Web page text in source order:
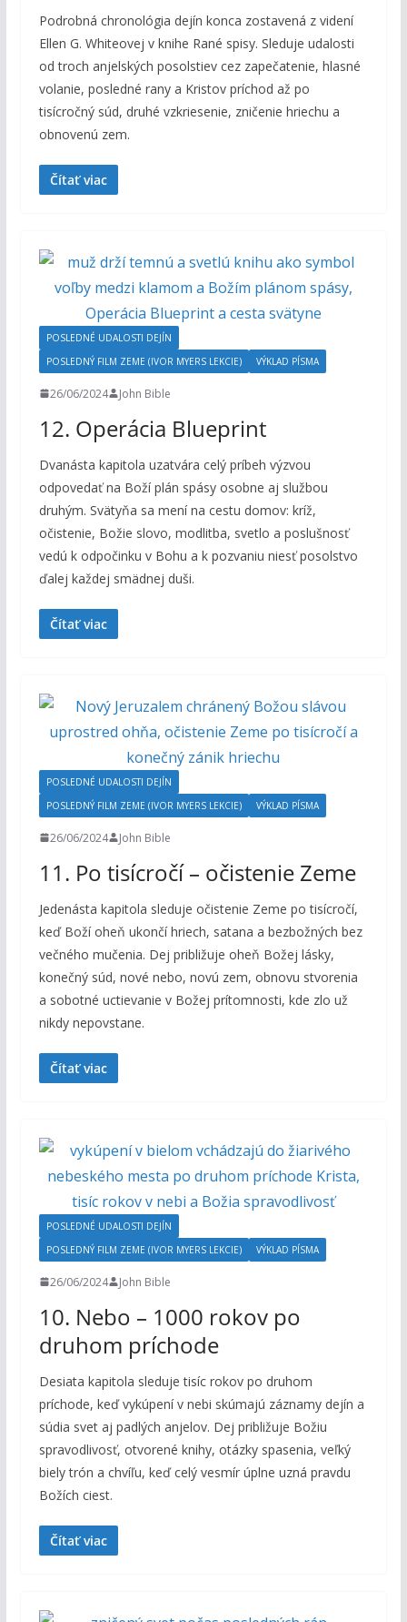
Podrobná chronológia dejín konca zostavená z videní
Ellen G. Whiteovej v knihe Rané spisy. Sleduje udalosti
od troch anjelských posolstiev cez zapečatenie, hlasné
volanie, posledné rany a Kristov príchod až po
tisícročný súd, druhé vzkriesenie, zničenie hriechu a
obnovenú zem.
Čítať viac
POSLEDNÉ UDALOSTI DEJÍN
POSLEDNÝ FILM ZEME (IVOR MYERS LEKCIE)
VÝKLAD PÍSMA
26/06/2024 John Bible
12. Operácia Blueprint
Dvanásta kapitola uzatvára celý príbeh výzvou
odpovedať na Boží plán spásy osobne aj službou
druhým. Svätyňa sa mení na cestu domov: kríž,
očistenie, Božie slovo, modlitba, svetlo a poslušnosť
vedú k odpočinku v Bohu a k pozvaniu niesť posolstvo
ďalej každej smädnej duši.
Čítať viac
POSLEDNÉ UDALOSTI DEJÍN
POSLEDNÝ FILM ZEME (IVOR MYERS LEKCIE)
VÝKLAD PÍSMA
26/06/2024 John Bible
11. Po tisícročí – očistenie Zeme
Jedenásta kapitola sleduje očistenie Zeme po tisícročí,
keď Boží oheň ukončí hriech, satana a bezbožných bez
večného mučenia. Dej približuje oheň Božej lásky,
konečný súd, nové nebo, novú zem, obnovu stvorenia
a sobotné uctievanie v Božej prítomnosti, kde zlo už
nikdy nepovstane.
Čítať viac
POSLEDNÉ UDALOSTI DEJÍN
POSLEDNÝ FILM ZEME (IVOR MYERS LEKCIE)
VÝKLAD PÍSMA
26/06/2024 John Bible
10. Nebo – 1000 rokov po
druhom príchode
Desiata kapitola sleduje tisíc rokov po druhom
príchode, keď vykúpení v nebi skúmajú záznamy dejín a
súdia svet aj padlých anjelov. Dej približuje Božiu
spravodlivosť, otvorené knihy, otázky spasenia, veľký
biely trón a chvíľu, keď celý vesmír úplne uzná pravdu
Božích ciest.
Čítať viac